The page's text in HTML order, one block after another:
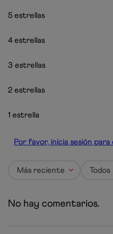
5 estrellas
4 estrellas
3 estrellas
2 estrellas
1 estrella
Por favor, inicia sesión
Más reciente Todos
No hay comentarios.